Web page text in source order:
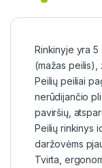
Rinkinyje yra 5
(mažas peilis),
Peilių peiliai
nerūdijančio
paviršių,
Peilių rinkinys
daržovėms
Tvirta,